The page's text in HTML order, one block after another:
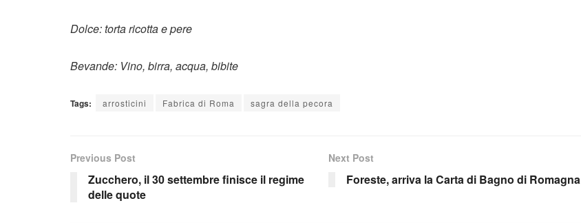
Dolce: torta ricotta e pere
Bevande: Vino, birra, acqua, bibite
Tags: arrosticini Fabrica di Roma sagra della pecora
Previous Post
Zucchero, il 30 settembre finisce il regime
delle quote
Next Post
Foreste, arriva la Carta di Bagno di Romagna